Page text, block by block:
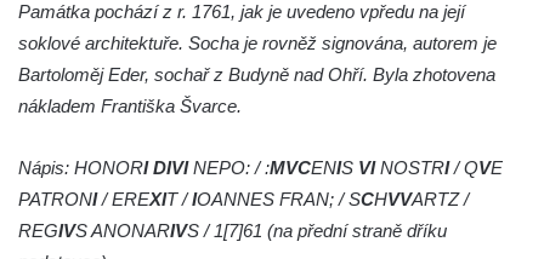
Socha Rys číhající na srnu v ZOO Hluboká
Socha Orlice v ZOO Hluboká
Socha Tygr v ZOO Hluboká
Socha Kozorožec horský v ZOO Hluboká
Socha Včela v ZOO Hluboká
Památka pochází z r. 1761, jak je uvedeno vpředu na její
soklové architektuře. Socha je rovněž signována, autorem je
Bartoloměj Eder, sochař z Budyně nad Ohří. Byla zhotovena
nákladem Františka Švarce.
Nápis: HONORI DIVINEPO: / :MVCENIS VINOSTRI/ QVE
PATRONI/ EREXIT /IOANNES FRAN; / SCHVVARTZ /
REGIVS ANONARIVS / 1[7]61 (na přední straně dříku